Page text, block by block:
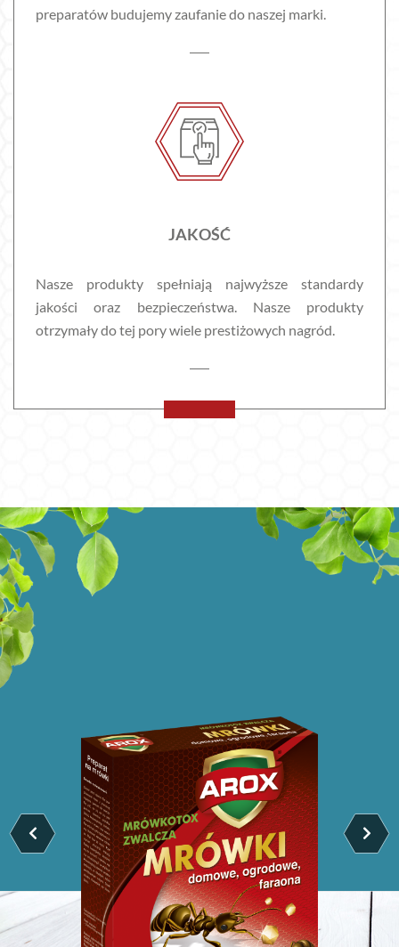
preparatów budujemy zaufanie do naszej marki.
JAKOŚĆ
Nasze produkty spełniają najwyższe standardy
jakości oraz bezpieczeństwa. Nasze produkty
otrzymały do tej pory wiele prestiżowych nagród.